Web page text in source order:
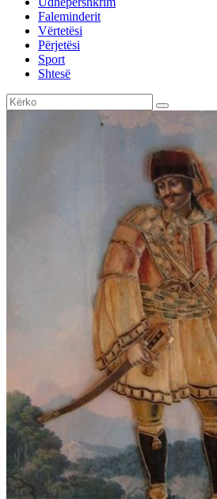
Faleminderit
Vërtetësi
Përjetësi
Sport
Shtesë